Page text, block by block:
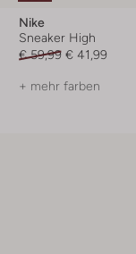
Nike
Sneaker High
€ 59,99 € 41,99
+ mehr farben